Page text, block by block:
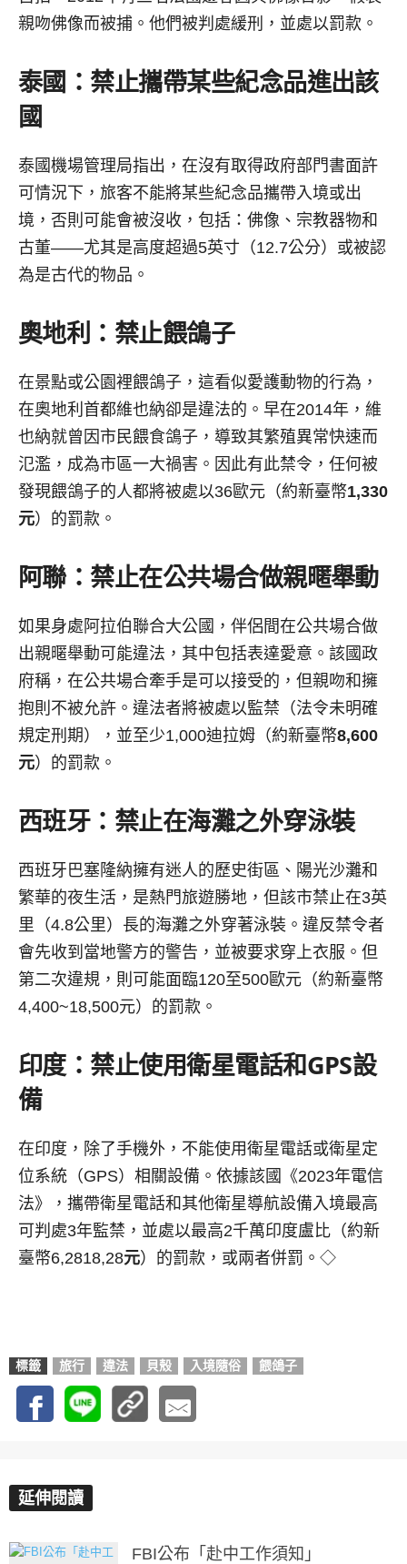
親吻佛像而被捕。他們被判處緩刑，並處以罰款。
泰國：禁止攜帶某些紀念品進出該
國
泰國機場管理局指出，在沒有取得政府部門書面許
可情況下，旅客不能將某些紀念品攜帶入境或出
境，否則可能會被沒收，包括：佛像、宗教器物和
古董——尤其是高度超過5英寸（12.7公分）或被認
為是古代的物品。
奧地利：禁止餵鴿子
在景點或公園裡餵鴿子，這看似愛護動物的行為，
在奧地利首都維也納卻是違法的。早在2014年，維
也納就曾因市民餵食鴿子，導致其繁殖異常快速而
氾濫，成為市區一大禍害。因此有此禁令，任何被
發現餵鴿子的人都將被處以36歐元（約新臺幣1,330
元）的罰款。
阿聯：禁止在公共場合做親暱舉動
如果身處阿拉伯聯合大公國，伴侶間在公共場合做
出親暱舉動可能違法，其中包括表達愛意。該國政
府稱，在公共場合牽手是可以接受的，但親吻和擁
抱則不被允許。違法者將被處以監禁（法令未明確
規定刑期），並至少1,000迪拉姆（約新臺幣8,600
元）的罰款。
西班牙：禁止在海灘之外穿泳裝
西班牙巴塞隆納擁有迷人的歷史街區、陽光沙灘和
繁華的夜生活，是熱門旅遊勝地，但該市禁止在3英
里（4.8公里）長的海灘之外穿著泳裝。違反禁令者
會先收到當地警方的警告，並被要求穿上衣服。但
第二次違規，則可能面臨120至500歐元（約新臺幣
4,400~18,500元）的罰款。
印度：禁止使用衛星電話和GPS設
備
在印度，除了手機外，不能使用衛星電話或衛星定
位系統（GPS）相關設備。依據該國《2023年電信
法》，攜帶衛星電話和其他衛星導航設備入境最高
可判處3年監禁，並處以最高2千萬印度盧比（約新
臺幣6,2818,28元）的罰款，或兩者併罰。◇
標籤 旅行 違法 貝殼 入境隨俗 餵鴿子
延伸閱讀
FBI公布「赴中工作須知」